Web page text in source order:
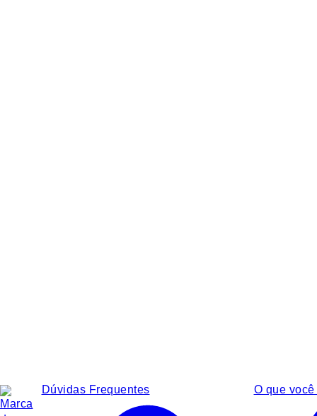
Dúvidas Frequentes O que